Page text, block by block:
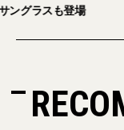
ラスも登場